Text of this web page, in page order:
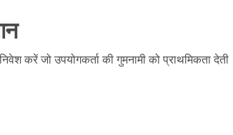
करें जो उपयोगकर्ता की गुमनामी को प्राथमिकता देती